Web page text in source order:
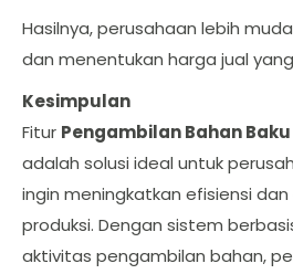
Hasilnya, perusahaan lebih
dan menentukan harga jual
Kesimpulan
Fitur Pengambilan Bahan
adalah solusi ideal untuk
ingin meningkatkan efisiensi
produksi. Dengan sistem
aktivitas pengambilan bahan,